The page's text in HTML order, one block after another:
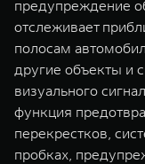
предупреждение
отслеживает
полосам
другие объекты и
визуального
функция
перекрестков,
пробках,